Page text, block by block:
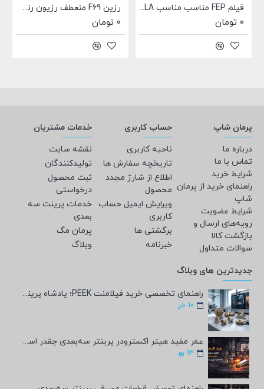
فیلم FEP مناسب مناسب DLP, SLA و LCD اصلی Creality سایز 140X200X0.15mm
0 تومان
رزین F69 منعطف رزیون رنگ سیاه Resione F69 Black Flexible Rubber-like Resin
0 تومان
پرمان شاپ
درباره ما
تماس با ما
شرایط خرید
راهنمای خرید از پرمان
شاپ
شرایط عضویت
رویه‌های ارسال و
بازگشت کالا
سوالات متداول
حساب کاربری
ناحیه کاربری
تاریخچه سفارش ها
اطلاع از شارژ مجدد
محصول
ویرایش ایمیل حساب
کاربری
برگشتی ها
خبرنامه
خدمات مشتریان
نقشه سایت
تولیدکنندگان
ثبت محصول
درخواستی
خدمات پرینت سه
بعدی
پرمان مگ
وبلاگ
جدیدترین های وبلاگ
راهنمای تخصصی خرید فیلامنت PEEK؛ پادشاه پرینت سه‌بعدی صنعتی و پزشکی + مشخصات فنی
10 خر
عمر مفید هیتر اکسترودر پرینتر سه‌بعدی چقدر است؟
13 به‍